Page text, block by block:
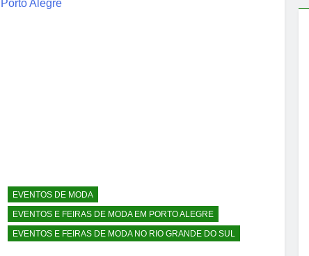
EVENTOS DE MODA
EVENTOS E FEIRAS DE MODA EM PORTO ALEGRE
EVENTOS E FEIRAS DE MODA NO RIO GRANDE DO SUL